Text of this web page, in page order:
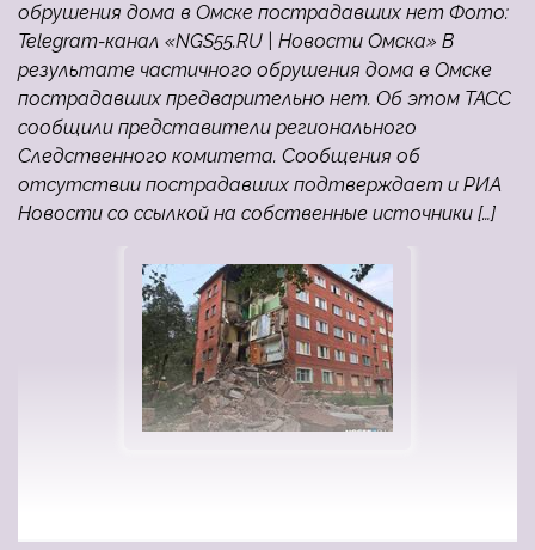
обрушения дома в Омске пострадавших нет Фото:
Telegram-канал «NGS55.RU | Новости Омска» В
результате частичного обрушения дома в Омске
пострадавших предварительно нет. Об этом ТАСС
сообщили представители регионального
Следственного комитета. Сообщения об
отсутствии пострадавших подтверждает и РИА
Новости со ссылкой на собственные источники […]